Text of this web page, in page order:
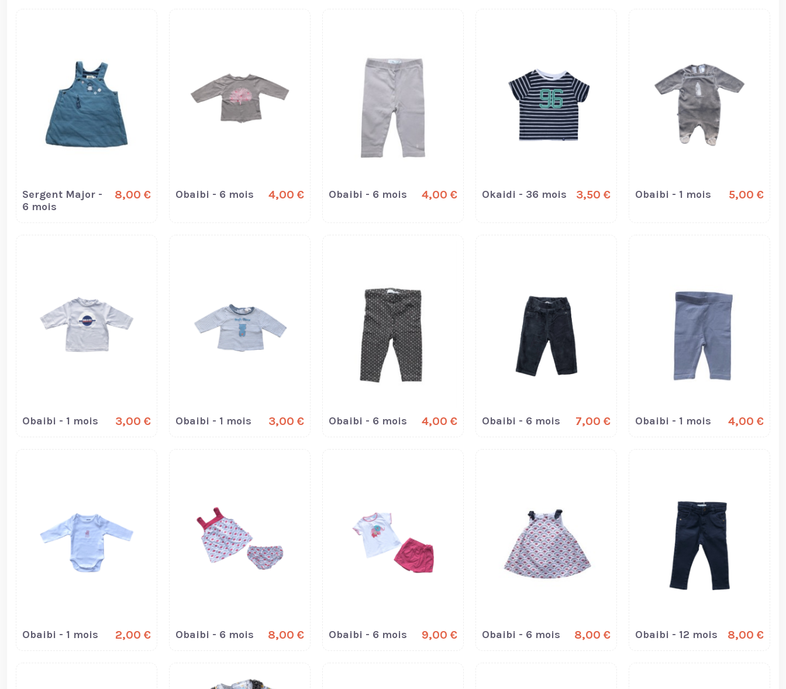
Sergent Major -
6 mois
8,00 € Obaibi - 6 mois 4,00 € Obaibi - 6 mois 4,00 € Okaidi - 36 mois 3,50 € Obaibi - 1 mois 5,00 €
Obaibi - 1 mois 3,00 € Obaibi - 1 mois 3,00 € Obaibi - 6 mois 4,00 € Obaibi - 6 mois 7,00 € Obaibi - 1 mois 4,00 €
Obaibi - 1 mois 2,00 € Obaibi - 6 mois 8,00 € Obaibi - 6 mois 9,00 € Obaibi - 6 mois 8,00 € Obaibi - 12 mois 8,00 €